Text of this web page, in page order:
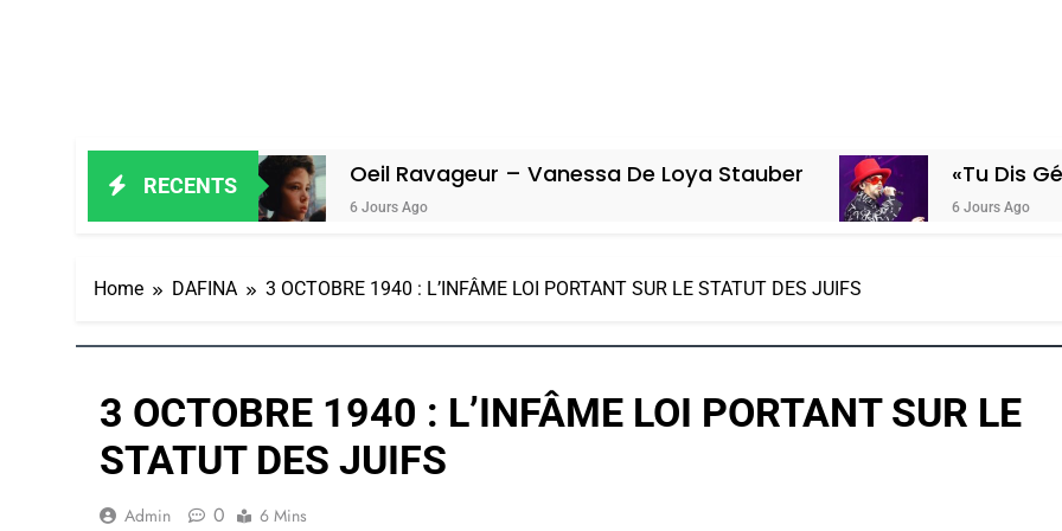
RECENTS Oeil Ravageur – Vanessa De Loya Stauber
6 Jours Ago
«Tu Dis Génocide,
6 Jours Ago
Home DAFINA 3 OCTOBRE 1940 : L’INFÂME LOI PORTANT SUR LE STATUT DES JUIFS
3 OCTOBRE 1940 : L’INFÂME LOI PORTANT SUR LE
STATUT DES JUIFS
Admin 0 6 Mins